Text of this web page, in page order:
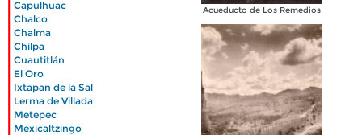
Capulhuac
Chalco
Chalma
Chilpa
Cuautitlán
El Oro
Ixtapan de la Sal
Lerma de Villada
Metepec
Mexicaltzingo
Acueducto de Los Remedios